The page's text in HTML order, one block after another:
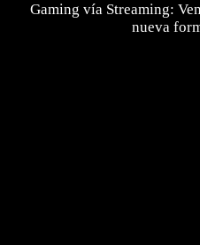
Gaming vía Streaming:
nueva